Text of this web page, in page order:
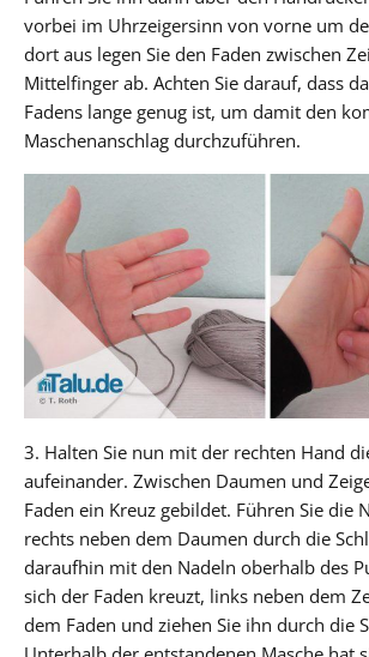
vorbei im Uhrzeigersinn von vorne um
dort aus legen Sie den Faden zwischen
Mittelfinger ab. Achten Sie darauf, dass
Fadens lange genug ist, um damit den
Maschenanschlag durchzuführen.
3. Halten Sie nun mit der rechten Hand
aufeinander. Zwischen Daumen und
Faden ein Kreuz gebildet. Führen Sie die
rechts neben dem Daumen durch die
daraufhin mit den Nadeln oberhalb des
sich der Faden kreuzt, links neben dem
dem Faden und ziehen Sie ihn durch die